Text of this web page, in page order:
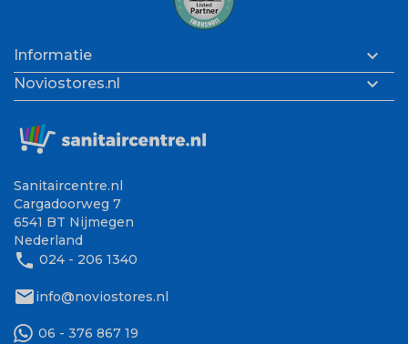
Informatie 
Noviostores.nl 
Sanitaircentre.nl
Cargadoorweg 7
6541 BT Nijmegen
Nederland
phone 024 - 206 1340
mailinfo@noviostores.nl
06 - 376 867 19